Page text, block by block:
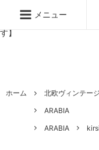
ッタのオンラインストア
ージ食器,雅峰窯やソルテ
す】
メニュー
ホーム 北欧ヴィンテー
ARABIA
ARABIA